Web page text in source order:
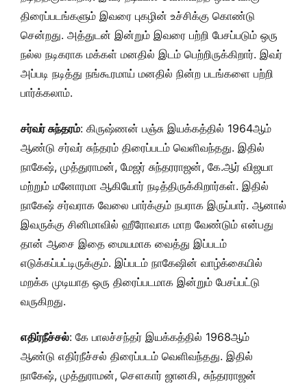
திரைப்படங்களும் இவரை புகழின் உச்சிக்கு கொண்டு
சென்றது. அத்துடன் இன்றும் இவரை பற்றி பேசப்படும் ஒரு
நல்ல நடிகராக மக்கள் மனதில் இடம் பெற்றிருக்கிறார். இவர்
அப்படி நடித்து நங்கூரமாய் மனதில் நின்ற படங்களை பற்றி
பார்க்கலாம்.
சர்வர் சுந்தரம்: கிருஷ்ணன் பஞ்சு இயக்கத்தில் 1964ஆம்
ஆண்டு சர்வர் சுந்தரம் திரைப்படம் வெளிவந்தது. இதில்
நாகேஷ், முத்துராமன், மேஜர் சுந்தரராஜன், கே.ஆர் விஜயா
மற்றும் மனோரமா ஆகியோர் நடித்திருக்கிறார்கள். இதில்
நாகேஷ் சர்வராக வேலை பார்க்கும் நபராக இருப்பார். ஆனால்
இவருக்கு சினிமாவில் ஹீரோவாக மாற வேண்டும் என்பது
தான் ஆசை இதை மையமாக வைத்து இப்படம்
எடுக்கப்பட்டிருக்கும். இப்படம் நாகேஷின் வாழ்க்கையில்
மறக்க முடியாத ஒரு திரைப்படமாக இன்றும் பேசப்பட்டு
வருகிறது.
எதிர்நீச்சல்: கே பாலச்சந்தர் இயக்கத்தில் 1968ஆம்
ஆண்டு எதிர்நீச்சல் திரைப்படம் வெளிவந்தது. இதில்
நாகேஷ், முத்துராமன், சௌகார் ஜானகி, சுந்தரராஜன்